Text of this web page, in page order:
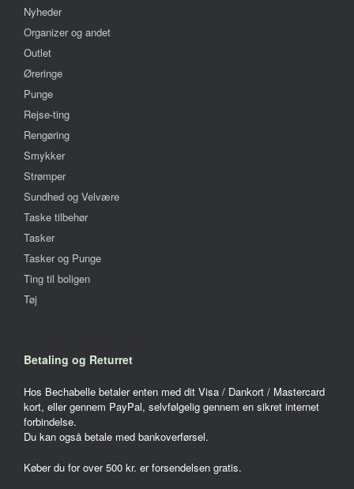
Nyheder
Organizer og andet
Outlet
Øreringe
Punge
Rejse-ting
Rengøring
Smykker
Strømper
Sundhed og Velvære
Taske tilbehør
Tasker
Tasker og Punge
Ting til boligen
Tøj
Betaling og Returret
Hos Bechabelle betaler enten med dit Visa / Dankort / Mastercard
kort, eller gennem PayPal, selvfølgelig gennem en sikret internet
forbindelse.
Du kan også betale med bankoverførsel.
Køber du for over 500 kr. er forsendelsen gratis.